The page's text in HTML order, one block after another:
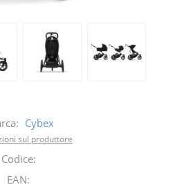
Cybex
sul produttore
Codice:
EAN: